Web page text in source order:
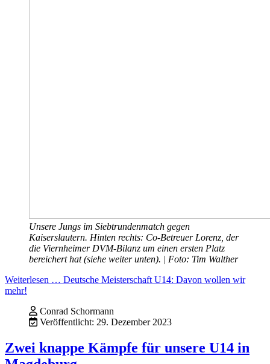
Unsere Jungs im Siebtrundenmatch gegen
Kaiserslautern. Hinten rechts: Co-Betreuer Lorenz, der
die Viernheimer DVM-Bilanz um einen ersten Platz
bereichert hat (siehe weiter unten). | Foto: Tim Walther
Weiterlesen … Deutsche Meisterschaft U14: Davon wollen wir
mehr!
Conrad Schormann
Veröffentlicht: 29. Dezember 2023
Zwei knappe Kämpfe für unsere U14 in